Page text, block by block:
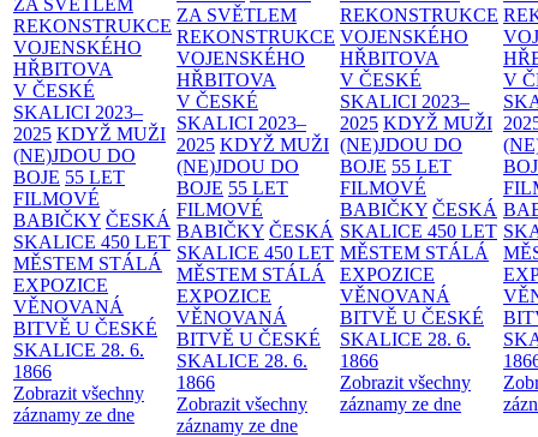
REKONSTRUKCE
VOJENSKÉHO
HŘBITOVA
V ČESKÉ
SKALICI 2023–
2025 KDYŽ MUŽI
(NE)JDOU DO
BOJE 55 LET
FILMOVÉ
BABIČKY ČESKÁ
SKALICE 450 LET
MĚSTEM STÁLÁ
EXPOZICE
VĚNOVANÁ
BITVĚ U ČESKÉ
SKALICE 28. 6.
1866
Zobrazit všechny
záznamy ze dne
ZA SVĚTLEM
REKONSTRUKCE
VOJENSKÉHO
HŘBITOVA
V ČESKÉ
SKALICI 2023–
2025 KDYŽ MUŽI
(NE)JDOU DO
BOJE 55 LET
FILMOVÉ
BABIČKY ČESKÁ
SKALICE 450 LET
MĚSTEM STÁLÁ
EXPOZICE
VĚNOVANÁ
BITVĚ U ČESKÉ
SKALICE 28. 6.
1866
Zobrazit všechny
záznamy ze dne
REKONSTRUKCE
VOJENSKÉHO
HŘBITOVA
V ČESKÉ
SKALICI 2023–
2025 KDYŽ MUŽI
(NE)JDOU DO
BOJE 55 LET
FILMOVÉ
BABIČKY ČESKÁ
SKALICE 450 LET
MĚSTEM STÁLÁ
EXPOZICE
VĚNOVANÁ
BITVĚ U ČESKÉ
SKALICE 28. 6.
1866
Zobrazit všechny
záznamy ze dne
V